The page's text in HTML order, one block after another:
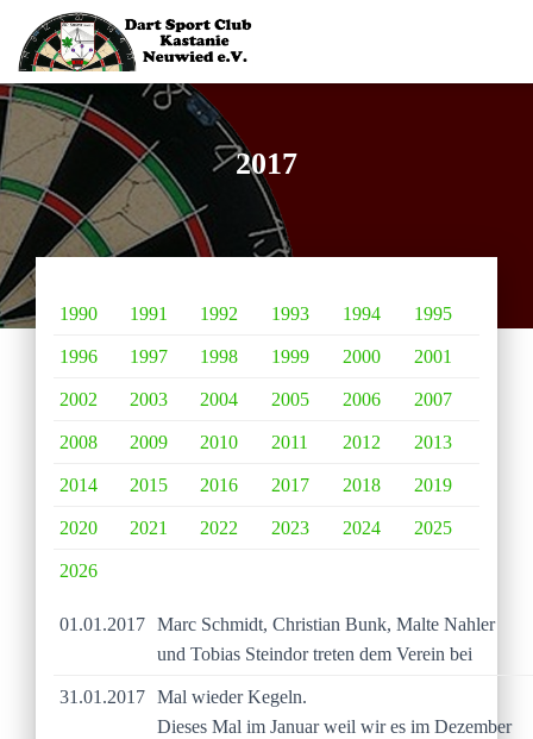
2017
1990 1991 1992 1993 1994 1995
1996 1997 1998 1999 2000 2001
2002 2003 2004 2005 2006 2007
2008 2009 2010 2011 2012 2013
2014 2015 2016 2017 2018 2019
2020 2021 2022 2023 2024 2025
2026
01.01.2017 Marc Schmidt, Christian Bunk, Malte Nahler
und Tobias Steindor treten dem Verein bei
31.01.2017 Mal wieder Kegeln.
Dieses Mal im Januar weil wir es im Dezember